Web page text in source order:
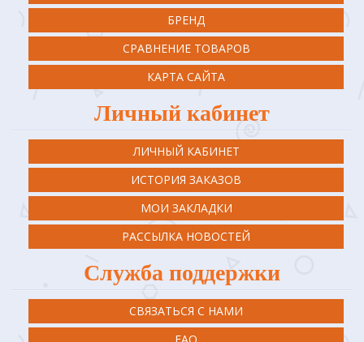
БРЕНД
СРАВНЕНИЕ ТОВАРОВ
КАРТА САЙТА
Личный кабинет
ЛИЧНЫЙ КАБИНЕТ
ИСТОРИЯ ЗАКАЗОВ
МОИ ЗАКЛАДКИ
РАССЫЛКА НОВОСТЕЙ
Служба поддержки
СВЯЗАТЬСЯ С НАМИ